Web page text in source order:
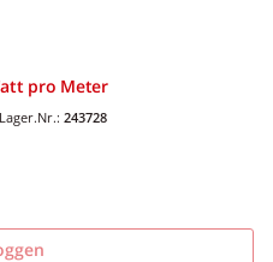
pro Meter
243728